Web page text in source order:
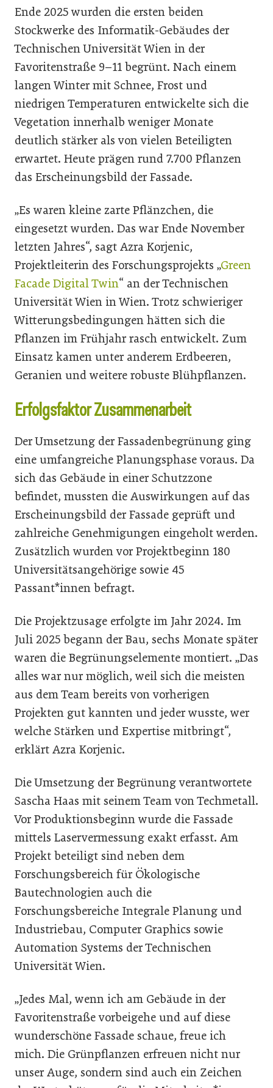
Ende 2025 wurden die ersten beiden
Stockwerke des Informatik-Gebäudes der
Technischen Universität Wien in der
Favoritenstraße 9–11 begrünt. Nach einem
langen Winter mit Schnee, Frost und
niedrigen Temperaturen entwickelte sich die
Vegetation innerhalb weniger Monate
deutlich stärker als von vielen Beteiligten
erwartet. Heute prägen rund 7.700 Pflanzen
das Erscheinungsbild der Fassade.
„Es waren kleine zarte Pflänzchen, die
eingesetzt wurden. Das war Ende November
letzten Jahres“, sagt Azra Korjenic,
Projektleiterin des Forschungsprojekts „Green
Facade Digital Twin“ an der Technischen
Universität Wien in Wien. Trotz schwieriger
Witterungsbedingungen hätten sich die
Pflanzen im Frühjahr rasch entwickelt. Zum
Einsatz kamen unter anderem Erdbeeren,
Geranien und weitere robuste Blühpflanzen.
Erfolgsfaktor Zusammenarbeit
Der Umsetzung der Fassadenbegrünung ging
eine umfangreiche Planungsphase voraus. Da
sich das Gebäude in einer Schutzzone
befindet, mussten die Auswirkungen auf das
Erscheinungsbild der Fassade geprüft und
zahlreiche Genehmigungen eingeholt werden.
Zusätzlich wurden vor Projektbeginn 180
Universitätsangehörige sowie 45
Passant*innen befragt.
Die Projektzusage erfolgte im Jahr 2024. Im
Juli 2025 begann der Bau, sechs Monate später
waren die Begrünungselemente montiert. „Das
alles war nur möglich, weil sich die meisten
aus dem Team bereits von vorherigen
Projekten gut kannten und jeder wusste, wer
welche Stärken und Expertise mitbringt“,
erklärt Azra Korjenic.
Die Umsetzung der Begrünung verantwortete
Sascha Haas mit seinem Team von Techmetall.
Vor Produktionsbeginn wurde die Fassade
mittels Laservermessung exakt erfasst. Am
Projekt beteiligt sind neben dem
Forschungsbereich für Ökologische
Bautechnologien auch die
Forschungsbereiche Integrale Planung und
Industriebau, Computer Graphics sowie
Automation Systems der Technischen
Universität Wien.
„Jedes Mal, wenn ich am Gebäude in der
Favoritenstraße vorbeigehe und auf diese
wunderschöne Fassade schaue, freue ich
mich. Die Grünpflanzen erfreuen nicht nur
unser Auge, sondern sind auch ein Zeichen